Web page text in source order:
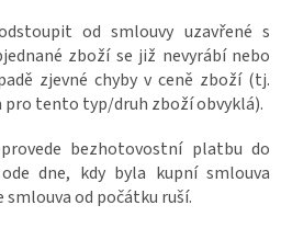
od smlouvy uzavřené s
zboží se již nevyrábí nebo
zjevné chyby v ceně zboží (tj.
pro tento typ/druh zboží obvyklá).
bezhotovostní platbu do
dne, kdy byla kupní smlouva
smlouva od počátku ruší.